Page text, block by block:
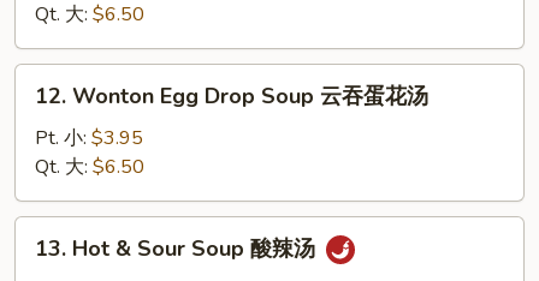
吞
汤
Qt. 大: $6.50
Wonton
Egg
Drop
Soup
云
12. Wonton Egg Drop Soup 云吞蛋花汤
Pt. 小: $3.95
Qt. 大: $6.50
Hot13. Hot & Sour Soup 酸辣汤